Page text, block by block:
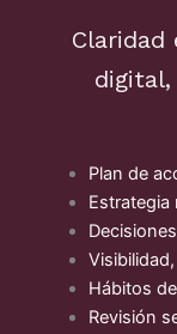
Plan de
Estrategia
Hábitos
Revisión